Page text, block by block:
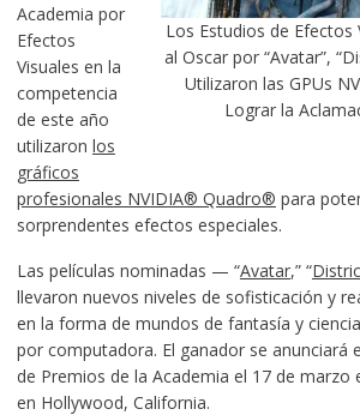
Los Estudios de Efectos
al Oscar por “Avatar”,
Utilizaron las GPUs
Lograr la
Academia por
Efectos
Visuales en la
competencia
de este año
utilizaron los
gráficos
profesionales NVIDIA® Quadro® para
sorprendentes efectos especiales.
Las películas nominadas — “Avatar,” “
llevaron nuevos niveles de sofisticación y
en la forma de mundos de fantasía y
por computadora. El ganador se anunciará
de Premios de la Academia el 17 de marzo
en Hollywood, California.